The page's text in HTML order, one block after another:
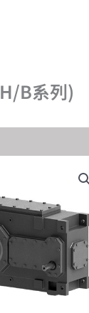
B系列)